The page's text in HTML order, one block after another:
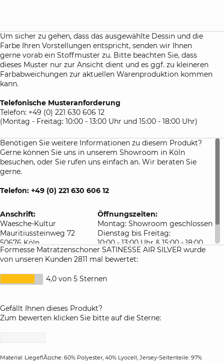
Passform:
Im Format eines Spannbetttuches legt sich der
Matratzenschoner mit hochwertigem Rundumgummi
perfekt um die Matratze und ist kaum unter dem
eigentlichen Laken zu erkennen.
Material:
Liegefläche: 60% Polyester, 40% Lyocell. Jersey-Seitenteile:
97% Baumwolle, 3% Elastan. Natürlich geprüft nach ÖkoTex
Standard 100.
Um sicher zu gehen, dass das ausgewählte Dessin und die
Farbe Ihren Vorstellungen entspricht, senden wir Ihnen
gerne vorab ein Stoffmuster zu. Bitte beachten Sie, dass
dieses Muster nur zur Ansicht dient und es ggf. zu kleineren
Farbabweichungen zur aktuellen Warenproduktion kommen
kann.
Telefonische Musteranforderung
Telefon: +49 (0) 221 630 606 12
(Montag - Freitag: 10:00 - 13:00 Uhr und 15:00 - 18:00 Uhr)
Benötigen Sie weitere Informationen zu diesem Produkt?
Gerne können Sie uns in unserem Showroom in Köln
besuchen, oder Sie rufen uns einfach an. Wir beraten Sie
gerne.
Telefon: +49 (0) 221 630 606 12
Anschrift:
Waesche-Kultur
Mauritiussteinweg 72
50676 Köln
Deutschland
Öffnungszeiten:
Montag: Showroom geschlossen
Dienstag bis Freitag:
10:00 - 13:00 Uhr & 15:00 - 18:00
Uhr
Samstag: 10:00 - 16:00 Uhr
Formesse Matratzenschoner SATINESSE AIR SILVER wurde
von unseren Kunden 2811 mal bewertet:
4,0 von 5 Sternen
Gefällt Ihnen dieses Produkt?
Zum bewerten klicken Sie bitte auf die Sterne:
Material: LiegeflÃ¤che: 60% Polyester, 40% Lyocell, Jersey-Seitenteile: 97%